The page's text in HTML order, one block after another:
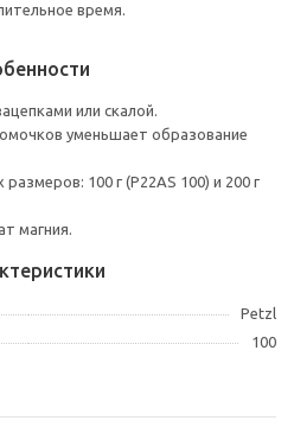
время.
или скалой.
уменьшает образование
100 г (P22AS 100) и 200 г
магния.
Petzl
100